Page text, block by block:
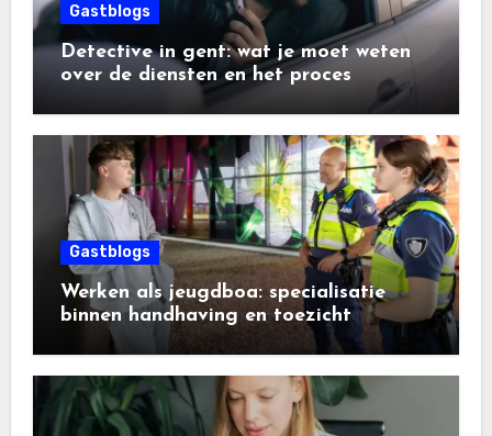
Gastblogs
Detective in gent: wat je moet weten
over de diensten en het proces
Gastblogs
Werken als jeugdboa: specialisatie
binnen handhaving en toezicht